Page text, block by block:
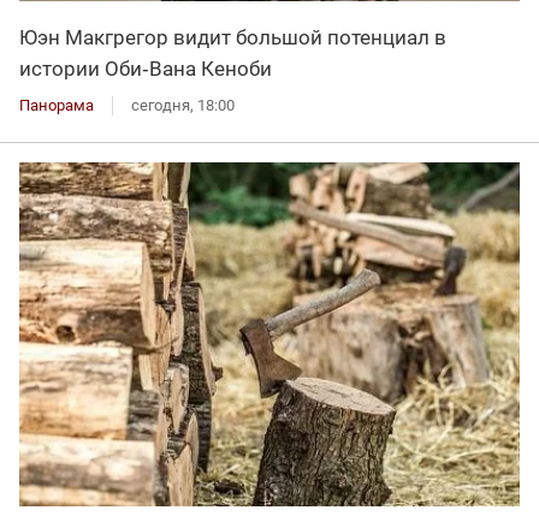
Юэн Макгрегор видит большой потенциал в
истории Оби‑Вана Кеноби
Панорама сегодня, 18:00